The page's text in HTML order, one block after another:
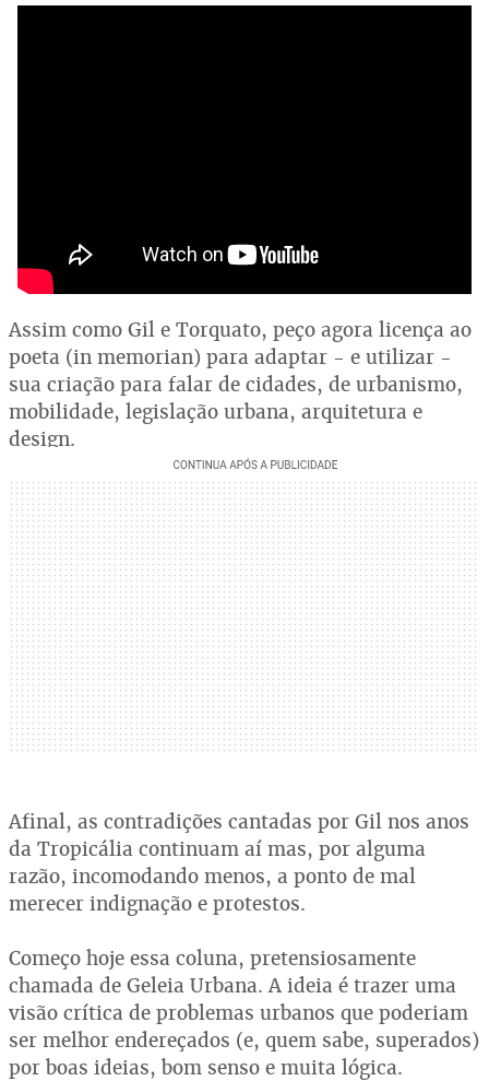
Assim como Gil e Torquato, peço agora licença ao
poeta (in memorian) para adaptar - e utilizar -
sua criação para falar de cidades, de urbanismo,
mobilidade, legislação urbana, arquitetura e
design.
Afinal, as contradições cantadas por Gil nos anos
da Tropicália continuam aí mas, por alguma
razão, incomodando menos, a ponto de mal
merecer indignação e protestos.
Começo hoje essa coluna, pretensiosamente
chamada de Geleia Urbana. A ideia é trazer uma
visão crítica de problemas urbanos que poderiam
ser melhor endereçados (e, quem sabe, superados)
por boas ideias, bom senso e muita lógica.